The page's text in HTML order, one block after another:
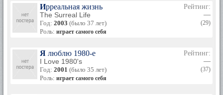
Ирреальная жизнь
The Surreal Life
Год: 2003 (было 37 лет)
Роль: играет самого себя
Рейтинг:
—
(29)
Я люблю 1980-е
I Love 1980's
Год: 2001 (было 35 лет)
Роль: играет самого себя
Рейтинг:
—
(37)